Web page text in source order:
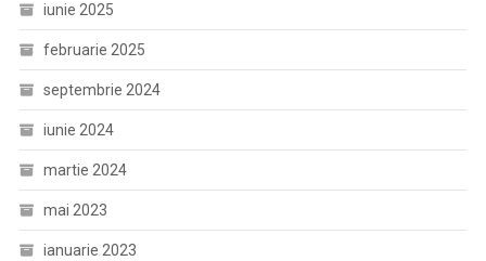
iunie 2025
februarie 2025
septembrie 2024
iunie 2024
martie 2024
mai 2023
ianuarie 2023